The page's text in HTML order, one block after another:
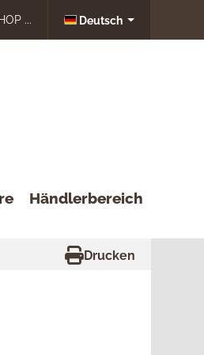
... Deutsch
Händlerbereich
Drucken